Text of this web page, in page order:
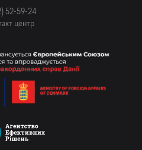
52-59-24
центр